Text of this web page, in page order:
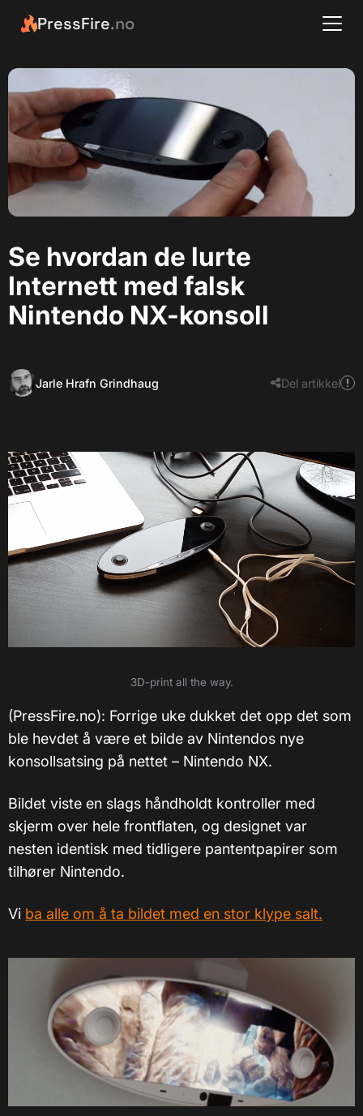
PressFire.no
Se hvordan de lurte
Internett med falsk
Nintendo NX-konsoll
Jarle Hrafn Grindhaug Del artikkel
3D-print all the way.
(PressFire.no): Forrige uke dukket det opp det som
ble hevdet å være et bilde av Nintendos nye
konsollsatsing på nettet – Nintendo NX.
Bildet viste en slags håndholdt kontroller med
skjerm over hele frontflaten, og designet var
nesten identisk med tidligere pantentpapirer som
tilhører Nintendo.
Vi ba alle om å ta bildet med en stor klype salt.